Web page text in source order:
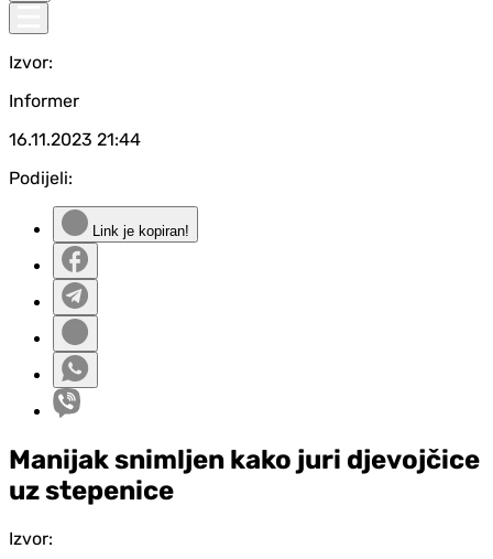
Izvor:
Informer
16.11.2023 21:44
Podijeli:
Link je kopiran!
Manijak snimljen kako juri djevojčice
uz stepenice
Izvor: